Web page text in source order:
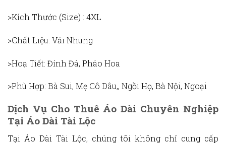
>Kích Thước (Size) : 4XL
>Chất Liệu: Vải Nhung
>Hoạ Tiết: Đính Đá, Pháo Hoa
>Phù Hợp: Bà Sui, Mẹ Cô Dâu,, Ngồi Họ, Bà Nội, Ngoại
Dịch Vụ Cho Thuê Áo Dài Chuyên Nghiệp
Tại Áo Dài Tài Lộc
Tại Áo Dài Tài Lộc, chúng tôi không chỉ cung cấp